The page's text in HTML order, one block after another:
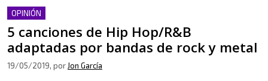
OPINIÓN
5 canciones de Hip Hop/R&B
adaptadas por bandas de rock y metal
19/05/2019, por Jon García